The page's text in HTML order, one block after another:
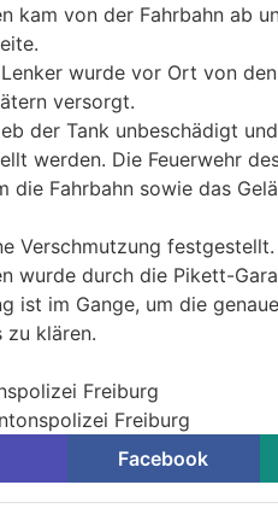
kam von der Fahrbahn ab
wurde vor Ort von den
versorgt.
der Tank unbeschädigt
werden. Die Feuerwehr
die Fahrbahn sowie das
Verschmutzung festgestellt.
wurde durch die Pikett-
ist im Gange, um die
zu klären.
Freiburg
Freiburg
Facebook